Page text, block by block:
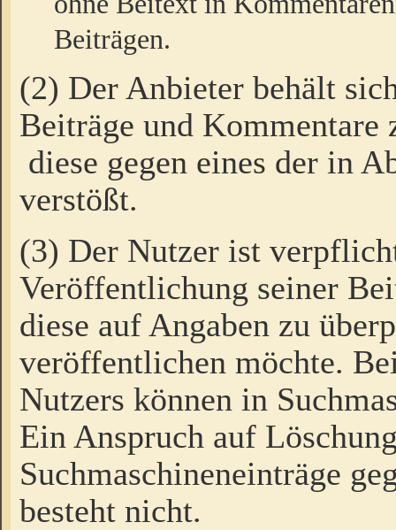
Beiträgen.
(2) Der Anbieter behält
Beiträge und Kommentare
diese gegen eines der in
verstößt.
(3) Der Nutzer ist
Veröffentlichung seiner
diese auf Angaben zu
veröffentlichen möchte.
Nutzers können in
Ein Anspruch auf
Suchmaschineneinträge
besteht nicht.